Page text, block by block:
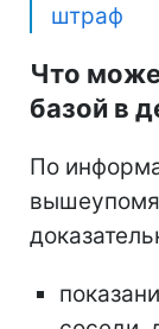
штраф
Что
базой в
По